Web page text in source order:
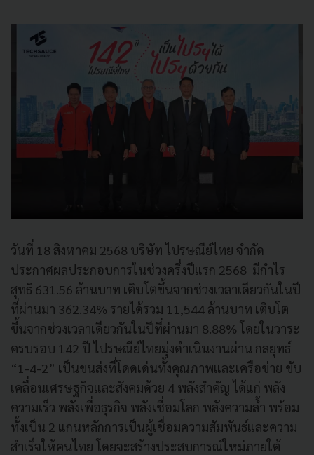
วันที่ 18 สิงหาคม 2568 บริษัท ไปรษณีย์ไทย จำกัด
ประกาศผลประกอบการในช่วงครึ่งปีแรก 2568 มีกำไร
สุทธิ 631.56 ล้านบาท เติบโตขึ้นจากช่วงเวลาเดียวกันในปี
ที่ผ่านมา 362.34% รายได้รวม 11,544 ล้านบาท เติบโต
ขึ้นจากช่วงเวลาเดียวกันในปีที่ผ่านมา 8.88% โดยในวาระ
ครบรอบ 142 ปี ไปรษณีย์ไทยมุ่งดำเนินงานผ่าน กลยุทธ์
“1-4-2” เป็นขนส่งที่โดดเด่นทั้งคุณภาพและเครือข่าย ขับ
เคลื่อนเศรษฐกิจและสังคมด้วย 4 พลังสำคัญ ได้แก่ พลัง
ความเร็ว พลังเพื่อธุรกิจ พลังเชื่อมโลก พลังความล้ำ พร้อม
ทั้งเป็น 2 แกนหลักการเป็นผู้เชื่อมความสัมพันธ์และความ
สำเร็จให้คนไทย โดยจะสร้างประสบการณ์ใหม่ภายใต้